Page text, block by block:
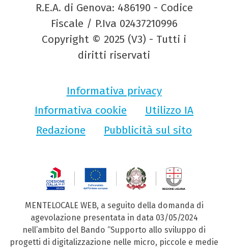
R.E.A. di Genova: 486190 - Codice
Fiscale / P.Iva 02437210996
Copyright © 2025 (V3) - Tutti i
diritti riservati
Informativa privacy
Informativa cookie
Utilizzo IA
Redazione
Pubblicità sul sito
MENTELOCALE WEB, a seguito della domanda di
agevolazione presentata in data 03/05/2024
nell’ambito del Bando “Supporto allo sviluppo di
progetti di digitalizzazione nelle micro, piccole e medie